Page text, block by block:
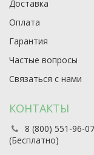
Доставка
Оплата
Гарантия
Частые вопросы
Связаться с нами
КОНТАКТЫ
8 (800) 551-96-07
(Бесплатно)